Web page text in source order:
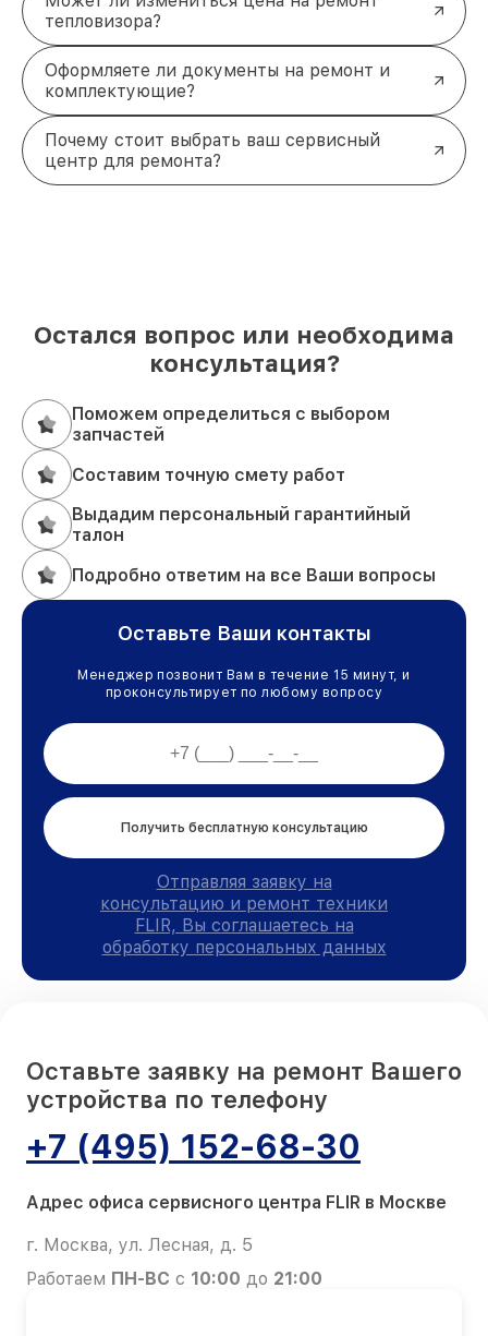
тепловизора?
Оформляете ли документы на ремонт и
комплектующие?
Почему стоит выбрать ваш сервисный
центр для ремонта?
Остался вопрос или необходима
консультация?
Поможем определиться с выбором
запчастей
Составим точную смету работ
Выдадим персональный гарантийный
талон
Подробно ответим на все Ваши вопросы
Оставьте Ваши контакты
Менеджер позвонит Вам в течение 15 минут, и
проконсультирует по любому вопросу
Получить бесплатную консультацию
Отправляя заявку на
консультацию и ремонт техники
FLIR, Вы соглашаетесь на
обработку персональных данных
Оставьте заявку на ремонт Вашего
устройства по телефону
+7 (495) 152-68-30
Адрес офиса сервисного центра FLIR в Москве
г. Москва, ул. Лесная, д. 5
Работаем ПН-ВС с 10:00 до 21:00